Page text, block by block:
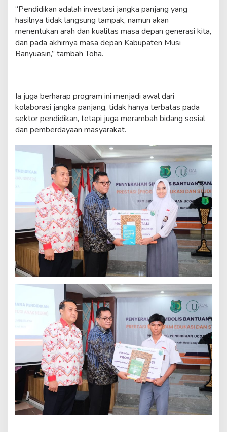
“Pendidikan adalah investasi jangka panjang yang
hasilnya tidak langsung tampak, namun akan
menentukan arah dan kualitas masa depan generasi kita,
dan pada akhirnya masa depan Kabupaten Musi
Banyuasin,” tambah Toha.
Ia juga berharap program ini menjadi awal dari
kolaborasi jangka panjang, tidak hanya terbatas pada
sektor pendidikan, tetapi juga merambah bidang sosial
dan pemberdayaan masyarakat.